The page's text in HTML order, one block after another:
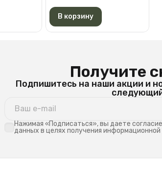
В корзину
Получите
Подпишитесь на наши акции и
Нажимая «Подписаться», вы даете
данных в целях получения